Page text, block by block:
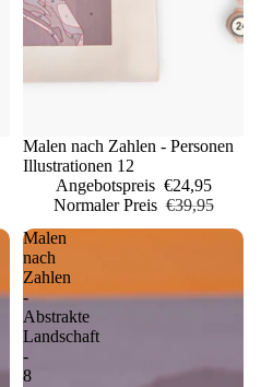
Sale
Malen nach Zahlen - Personen
Illustrationen 12
Angebotspreis €24,95
Normaler Preis €39,95
Malen
nach
Zahlen
-
Abstrakte
Landschaft
-
8